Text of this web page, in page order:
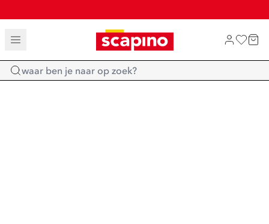
TOT 70% KORTING OP SALE
SHOP NIEUW
Home